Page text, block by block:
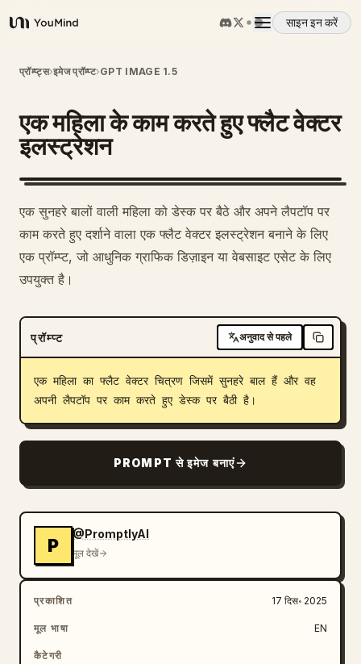
YouMind
साइन इन करें
अवलोकन
उपयोग के मामले
कौशल
प्रॉम्प्ट
मूल्य निर्धारण
डाउनलोड
ब्लॉग
अपडेट
प्रॉम्प्ट्स›इमेज प्रॉम्प्ट›GPT IMAGE 1.5
एक महिला के काम करते हुए फ्लैट वेक्टर
इलस्ट्रेशन
एक सुनहरे बालों वाली महिला को डेस्क पर बैठे और अपने लैपटॉप पर
काम करते हुए दर्शाने वाला एक फ्लैट वेक्टर इलस्ट्रेशन बनाने के लिए
एक प्रॉम्प्ट, जो आधुनिक ग्राफिक डिज़ाइन या वेबसाइट एसेट के लिए
उपयुक्त है।
प्रॉम्प्ट अनुवाद से पहले
एक महिला का फ्लैट वेक्टर चित्रण जिसमें सुनहरे बाल हैं और वह
अपनी लैपटॉप पर काम करते हुए डेस्क पर बैठी है।
PROMPT से इमेज बनाएं
P
@PromptlyAI
मूल देखें
प्रकाशित 17 दिस॰ 2025
मूल भाषा EN
कैटेगरी